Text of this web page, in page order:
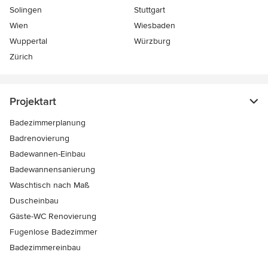
Solingen
Stuttgart
Wien
Wiesbaden
Wuppertal
Würzburg
Zürich
Projektart
Badezimmerplanung
Badrenovierung
Badewannen-Einbau
Badewannensanierung
Waschtisch nach Maß
Duscheinbau
Gäste-WC Renovierung
Fugenlose Badezimmer
Badezimmereinbau